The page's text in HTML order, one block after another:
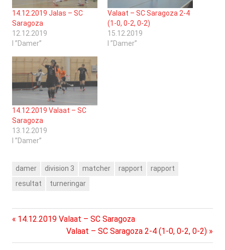
14.12.2019 Jalas – SC
Saragoza
12.12.2019
I ”Damer”
Valaat – SC Saragoza 2-4
(1-0, 0-2, 0-2)
15.12.2019
I ”Damer”
14.12.2019 Valaat – SC
Saragoza
13.12.2019
I ”Damer”
damer division 3 matcher rapport
rapport
resultat
turneringar
Inläggsnavigering
Föregående
14.12.2019 Valaat – SC Saragoza
Nästa
inlägg:
Valaat – SC Saragoza 2-4 (1-0, 0-2, 0-2)